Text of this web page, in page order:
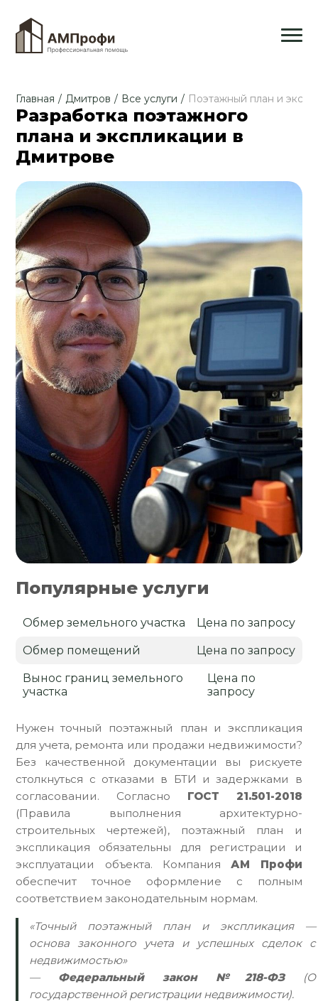
Главная / Дмитров / Все услуги / Поэтажный план и
Разработка поэтажного
плана и экспликации в
Дмитрове
Нужен точный поэтажный план и экспликация
для учета, ремонта или продажи недвижимости?
Без качественной документации вы рискуете
столкнуться с отказами в БТИ и задержками в
согласовании. Согласно ГОСТ 21.501-2018
(Правила выполнения архитектурно-
строительных чертежей), поэтажный план и
экспликация обязательны для регистрации и
эксплуатации объекта. КомпанияАМ Профи
обеспечит точное оформление с полным
соответствием законодательным нормам.
«Точный поэтажный план и экспликация —
основа законного учета и успешных сделок с
недвижимостью»
— Федеральный закон №218-ФЗ(О
государственной регистрации недвижимости).
Популярные услуги
Обмер земельного участка Цена по запросу
Обмер помещений Цена по запросу
Вынос границ земельного
участка
Цена по
запросу